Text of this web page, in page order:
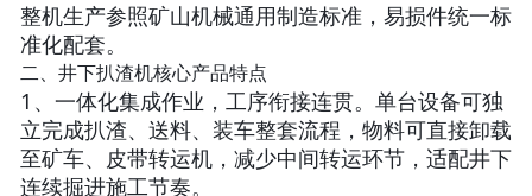
整机生产参照矿山机械通用制造标准，易损件统一标
准化配套。
二、井下扒渣机核心产品特点
1、一体化集成作业，工序衔接连贯。单台设备可独
立完成扒渣、送料、装车整套流程，物料可直接卸载
至矿车、皮带转运机，减少中间转运环节，适配井下
连续掘进施工节奏。